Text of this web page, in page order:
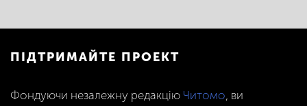
ПІДТРИМАЙТЕ ПРОЕКТ
Фондуючи незалежну редакцію Читомо, ви